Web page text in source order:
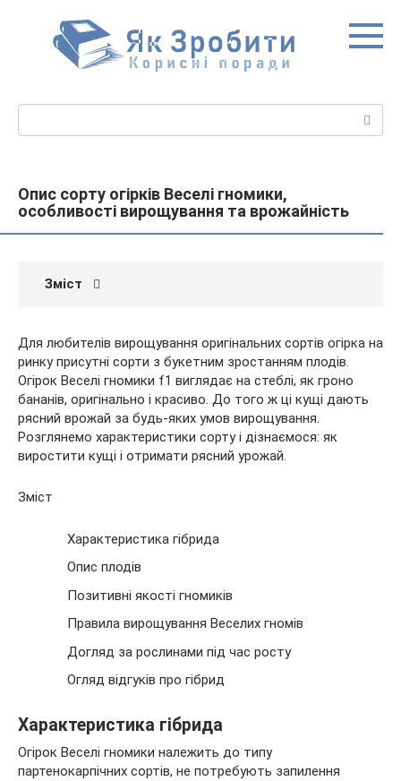
Опис сорту огірків Веселі гномики,
особливості вирощування та врожайність
Зміст
Для любителів вирощування оригінальних сортів огірка на
ринку присутні сорти з букетним зростанням плодів.
Огірок Веселі гномики f1 виглядає на стеблі, як гроно
бананів, оригінально і красиво. До того ж ці кущі дають
рясний врожай за будь-яких умов вирощування.
Розглянемо характеристики сорту і дізнаємося: як
виростити кущі і отримати рясний урожай.
Зміст
Характеристика гібрида
Опис плодів
Позитивні якості гномиків
Правила вирощування Веселих гномів
Догляд за рослинами під час росту
Огляд відгуків про гібрид
Характеристика гібрида
Огірок Веселі гномики належить до типу
партенокарпічних сортів, не потребують запилення